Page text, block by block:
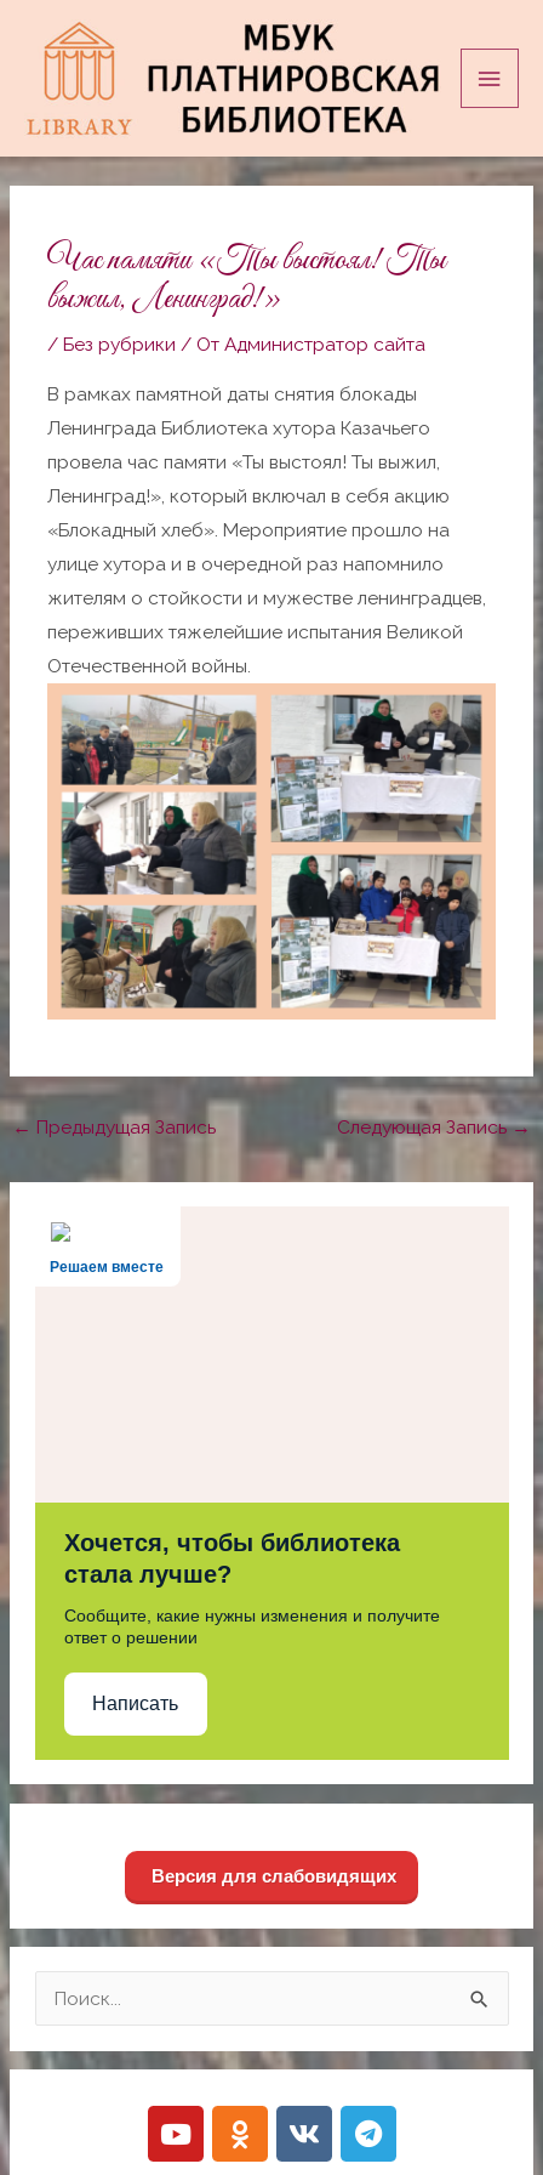
Час памяти «Ты выстоял! Ты
выжил, Ленинград!»
/Без рубрики / ОтАдминистратор сайта
В рамках памятной даты снятия блокады
Ленинграда Библиотека хутора Казачьего
провела час памяти «Ты выстоял! Ты выжил,
Ленинград!», который включал в себя акцию
«Блокадный хлеб». Мероприятие прошло на
улице хутора и в очередной раз напомнило
жителям о стойкости и мужестве ленинградцев,
переживших тяжелейшие испытания Великой
Отечественной войны.
по
записям
← Предыдущая Запись Следующая Запись→
Решаем вместе
Хочется, чтобы библиотека
стала лучше?
Сообщите, какие нужны изменения и получите
ответ о решении
Написать
Версия для слабовидящих
Y
o
O
d
V
k
T
e